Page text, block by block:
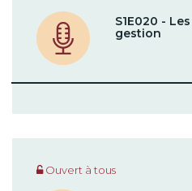
S1E020 -
gestion
Ouvert à tous